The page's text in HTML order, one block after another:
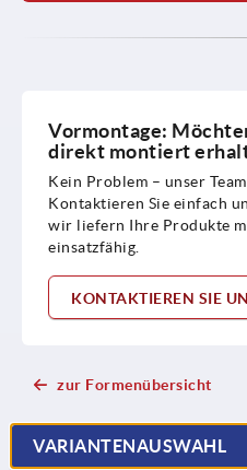
Vormontage:
direkt montiert
Kein Problem – unser
Kontaktieren Sie einfach
wir liefern Ihre Produkte
einsatzfähig.
KONTAKTIEREN SIE
zur Formenübersicht
VARIANTENAUSWAHL